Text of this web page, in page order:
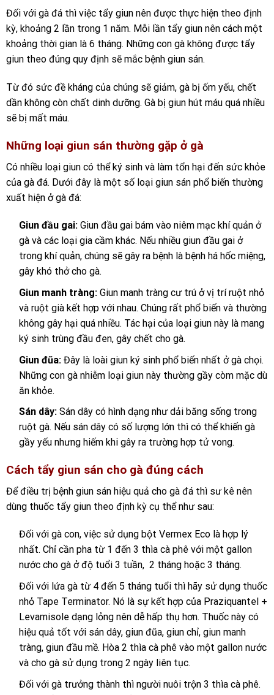
Đối với gà đá thì việc tẩy giun nên được thực hiện theo định
kỳ, khoảng 2 lần trong 1 năm. Mỗi lần tẩy giun nên cách một
khoảng thời gian là 6 tháng. Những con gà không được tẩy
giun theo đúng quy định sẽ mắc bệnh giun sán.
Từ đó sức đề kháng của chúng sẽ giảm, gà bị ốm yếu, chết
dần không còn chất dinh dưỡng. Gà bị giun hút máu quá nhiều
sẽ bị mất máu.
Những loại giun sán thường gặp ở gà
Có nhiều loại giun có thể ký sinh và làm tổn hại đến sức khỏe
của gà đá. Dưới đây là một số loại giun sán phổ biến thường
xuất hiện ở gà đá:
Giun đầu gai:Giun đầu gai bám vào niêm mạc khí quản ở
gà và các loại gia cầm khác. Nếu nhiều giun đầu gai ở
trong khí quản, chúng sẽ gây ra bệnh là bệnh há hốc miệng,
gây khó thở cho gà.
Giun manh tràng:Giun manh tràng cư trú ở vị trí ruột nhỏ
và ruột già kết hợp với nhau. Chúng rất phổ biến và thường
không gây hại quá nhiều. Tác hại của loại giun này là mang
ký sinh trùng đầu đen, gây chết cho gà.
Giun đũa:Đây là loài giun ký sinh phổ biến nhất ở gà chọi.
Những con gà nhiễm loại giun này thường gầy còm mặc dù
ăn khỏe.
Sán dây:Sán dây có hình dạng như dải băng sống trong
ruột gà. Nếu sán dây có số lượng lớn thì có thể khiến gà
gầy yếu nhưng hiếm khi gây ra trường hợp tử vong.
Cách tẩy giun sán cho gà đúng cách
Để điều trị bệnh giun sán hiệu quả cho gà đá thì sư kê nên
dùng thuốc tẩy giun theo định kỳ cụ thể như sau:
Đối với gà con, việc sử dụng bột Vermex Eco là hợp lý
nhất. Chỉ cần pha từ 1 đến 3 thìa cà phê với một gallon
nước cho gà ở độ tuổi 3 tuần, 2 tháng hoặc 3 tháng.
Đối với lứa gà từ 4 đến 5 tháng tuổi thì hãy sử dụng thuốc
nhỏ Tape Terminator. Nó là sự kết hợp của Praziquantel +
Levamisole dạng lỏng nên dễ hấp thụ hơn. Thuốc này có
hiệu quả tốt với sán dây, giun đũa, giun chỉ, giun manh
tràng, giun đầu mề. Hòa 2 thìa cà phê vào một gallon nước
và cho gà sử dụng trong 2 ngày liên tục.
Đối với gà trưởng thành thì người nuôi trộn 3 thìa cà phê.